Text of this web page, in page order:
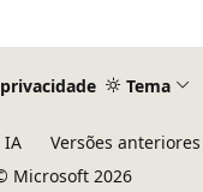
Tema
IA Versões anteriores
Microsoft 2026